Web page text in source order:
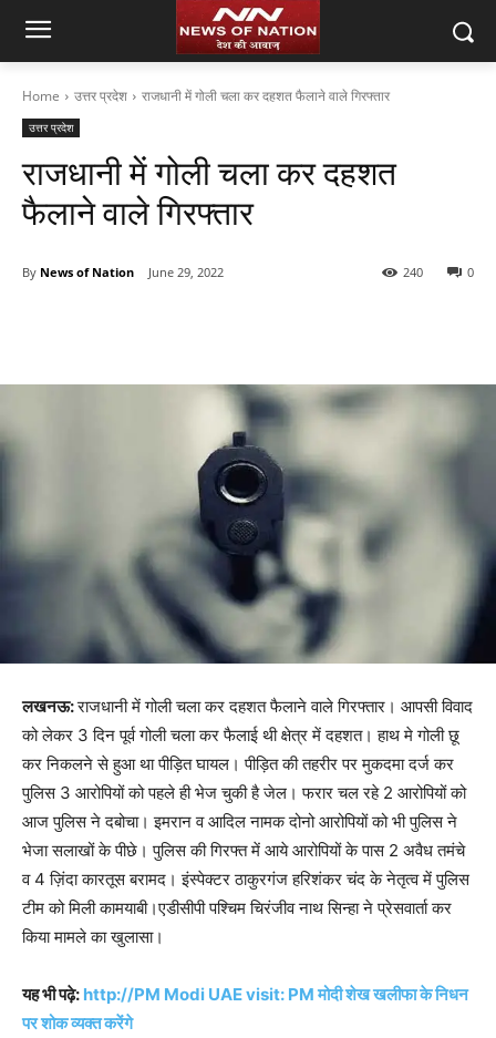
Home उत्तर प्रदेश राजधानी में गोली चला कर दहशत फैलाने वाले गिरफ्तार
उत्तर प्रदेश
राजधानी में गोली चला कर दहशत
फैलाने वाले गिरफ्तार
By News of Nation June 29, 2022 0
240
लखनऊ:राजधानी में गोली चला कर दहशत फैलाने वाले गिरफ्तार। आपसी विवाद
को लेकर 3 दिन पूर्व गोली चला कर फैलाई थी क्षेत्र में दहशत। हाथ मे गोली छू
कर निकलने से हुआ था पीड़ित घायल। पीड़ित की तहरीर पर मुकदमा दर्ज कर
पुलिस 3 आरोपियों को पहले ही भेज चुकी है जेल। फरार चल रहे 2 आरोपियों को
आज पुलिस ने दबोचा। इमरान व आदिल नामक दोनो आरोपियों को भी पुलिस ने
भेजा सलाखों के पीछे। पुलिस की गिरफ्त में आये आरोपियों के पास 2 अवैध तमंचे
व 4 ज़िंदा कारतूस बरामद। इंस्पेक्टर ठाकुरगंज हरिशंकर चंद के नेतृत्व में पुलिस
टीम को मिली कामयाबी।एडीसीपी पश्चिम चिरंजीव नाथ सिन्हा ने प्रेसवार्ता कर
किया मामले का खुलासा।
यह भी पढ़े: http://PM Modi UAE visit: PM मोदी शेख खलीफा के निधन
पर शोक व्यक्त करेंगे